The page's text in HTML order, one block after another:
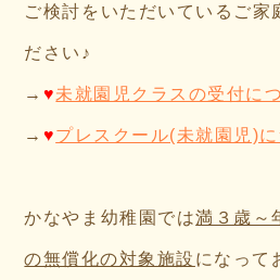
ご検討をいただいているご家
ださい♪
→ ♥未就園児クラスの受付に
→ ♥プレスクール(未就園児)に
かなやま幼稚園では満３歳～
の無償化の対象施設 になって